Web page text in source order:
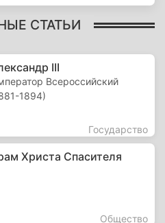
СТАТЬИ
III
Всероссийский
1894)
Государство
Христа Спасителя
Общество